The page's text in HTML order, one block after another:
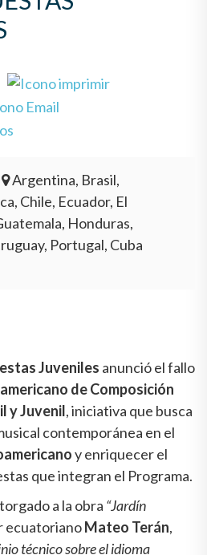
Argentina, Brasil,
Chile, Ecuador, El
Honduras,
Portugal, Cuba
Juveniles anunció el fallo
de Composición
y Juvenil, iniciativa que busca
contemporánea en el
y enriquecer el
que integran el Programa.
a la obra “Jardín
ecuatorianoMateo Terán,
técnico sobre el idioma